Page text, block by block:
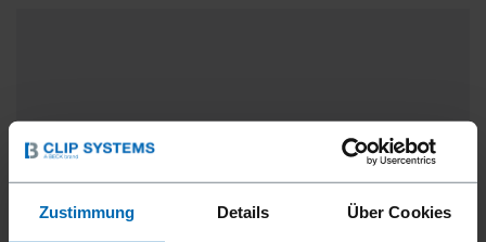
Zustimmung Details Über Cookies